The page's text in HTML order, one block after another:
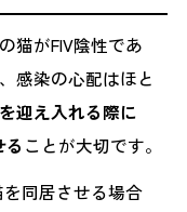
猫がFIV陰性であ
感染の心配はほと
迎え入れる際に
ことが大切です。
同居させる場合